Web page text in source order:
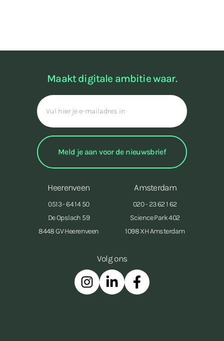
Maakt digitale ambitie waar.
Heerenveen
0513 - 64 14 50
De Opslach 59
8448 GV Heerenveen
Amsterdam
020 - 23 62 1 62
Science Park 402
1098 XH Amsterdam
Volg ons
InstagramLinkedinFacebook